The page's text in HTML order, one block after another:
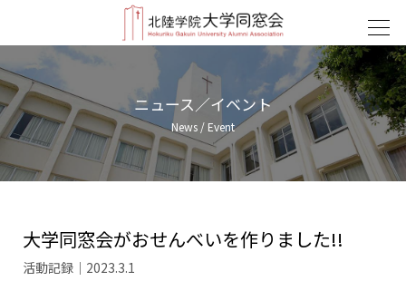
ニュース／イベント
News / Event
大学同窓会がおせんべいを作りました!!
活動記録｜2023.3.1